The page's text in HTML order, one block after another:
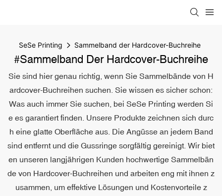
SeSe Printing Sammelband der Hardcover-Buchreihe
#Sammelband Der Hardcover-Buchreihe
Sie sind hier genau richtig, wenn Sie Sammelbände von H
ardcover-Buchreihen suchen. Sie wissen es sicher schon:
Was auch immer Sie suchen, bei SeSe Printing werden Si
e es garantiert finden. Unsere Produkte zeichnen sich durc
h eine glatte Oberfläche aus. Die Angüsse an jedem Band
sind entfernt und die Gussringe sorgfältig gereinigt. Wir biet
en unseren langjährigen Kunden hochwertige Sammelbän
de von Hardcover-Buchreihen und arbeiten eng mit ihnen z
usammen, um effektive Lösungen und Kostenvorteile z